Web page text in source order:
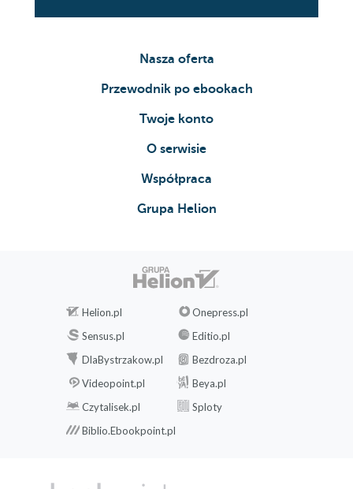
Nasza oferta
Przewodnik po ebookach
Twoje konto
O serwisie
Współpraca
Grupa Helion
Helion.pl
Onepress.pl
Sensus.pl
Editio.pl
DlaBystrzakow.pl
Bezdroza.pl
Videopoint.pl
Beya.pl
Czytalisek.pl
Sploty
Biblio.Ebookpoint.pl